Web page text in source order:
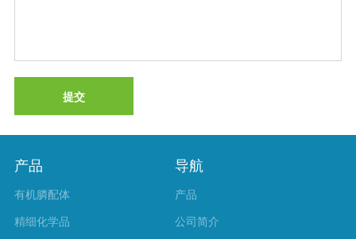
提交
产品
有机膦配体
精细化学品
导航
产品
公司简介